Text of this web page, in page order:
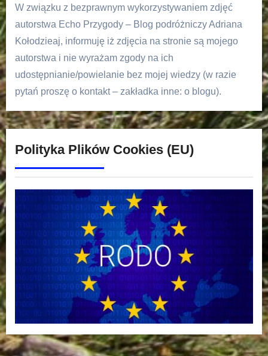
W związku z bezprawnym wykorzystywaniem zdjęć
autorstwa Echo Przygody – Blog podróżniczy Adriana
Kołodzieaj, informuję iż zdjęcia na stronie są mojego
autorstwa i nie wyrażam zgody na ich
udostępnianie/powielanie bez mojej wiedzy (w razie
pytań proszę o kontakt – zakładka inne: o blogu).
Polityka Plików Cookies (EU)